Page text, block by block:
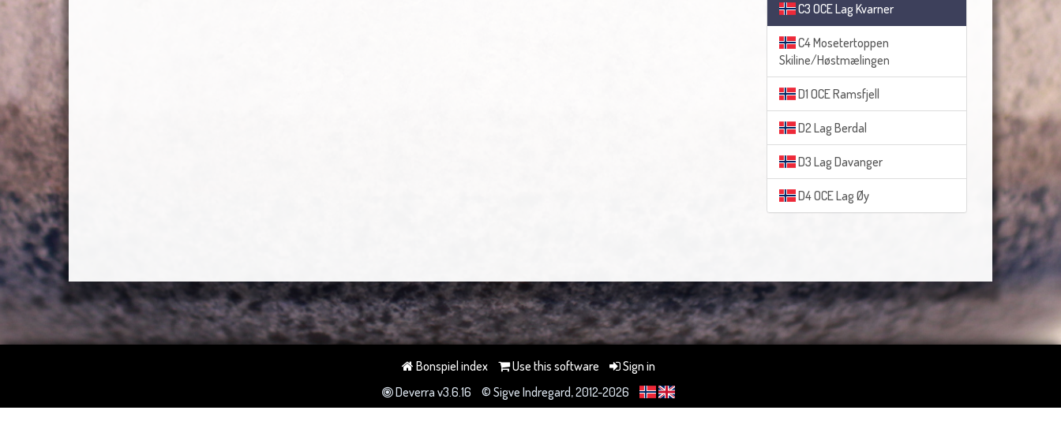
C3 OCE Lag Kvarner
C4 Mosetertoppen
Skiline/Høstmælingen
D1 OCE Ramsfjell
D2 Lag Berdal
D3 Lag Davanger
D4 OCE Lag Øy
Bonspiel index Use this software
Sign in
Deverra v3.6.16
© Sigve Indregard, 2012-2026